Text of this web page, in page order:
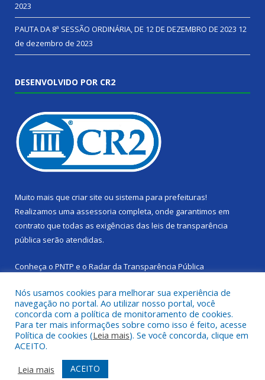
2023
PAUTA DA 8ª SESSÃO ORDINÁRIA, DE 12 DE DEZEMBRO DE 2023 12
de dezembro de 2023
DESENVOLVIDO POR CR2
Muito mais que criar site ou sistema para prefeituras!
Realizamos uma assessoria completa, onde garantimos em
contrato que todas as exigências das leis de transparência
pública serão atendidas.
Conheça o PNTP e o Radar da Transparência Pública
Todos os direitos reservados a Câmara Municipal de Cachoeira
do Piriá.
Mapa do Site
Acessar Área Administrativa
Nós usamos cookies para melhorar sua experiência de
navegação no portal. Ao utilizar nosso portal, você
concorda com a política de monitoramento de cookies.
Para ter mais informações sobre como isso é feito, acesse
Política de cookies (Leia mais). Se você concorda, clique em
ACEITO.
Leia mais
ACEITO